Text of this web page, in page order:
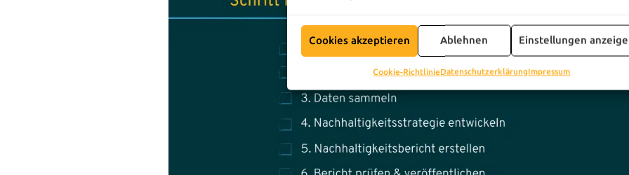
Cookies akzeptieren Ablehnen Einstellungen
Cookie-RichtlinieDatenschutzerklärungImpressum